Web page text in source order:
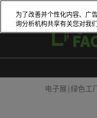
接
跳
容
电子展|绿色工
为了改善并个性化内容、广
询分析机构共享有关您对我